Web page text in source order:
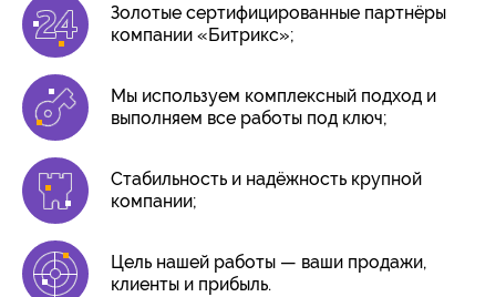
Золотые сертифицированные партнёры
компании «Битрикс»;
Мы используем комплексный подход и
выполняем все работы под ключ;
Стабильность и надёжность крупной
компании;
Цель нашей работы — ваши продажи,
клиенты и прибыль.